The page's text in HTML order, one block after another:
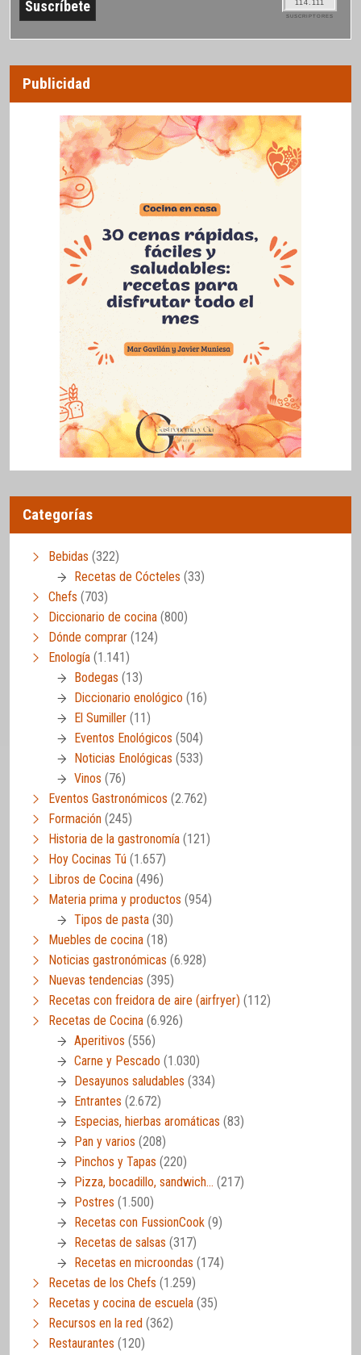
114.111
SUSCRIPTORES
Publicidad
Categorías
Bebidas (322)
Recetas de Cócteles (33)
Chefs (703)
Diccionario de cocina (800)
Dónde comprar (124)
Enología (1.141)
Bodegas (13)
Diccionario enológico (16)
El Sumiller (11)
Eventos Enológicos (504)
Noticias Enológicas (533)
Vinos (76)
Eventos Gastronómicos (2.762)
Formación (245)
Historia de la gastronomía (121)
Hoy Cocinas Tú (1.657)
Libros de Cocina (496)
Materia prima y productos (954)
Tipos de pasta (30)
Muebles de cocina (18)
Noticias gastronómicas (6.928)
Nuevas tendencias (395)
Recetas con freidora de aire (airfryer) (112)
Recetas de Cocina (6.926)
Aperitivos (556)
Carne y Pescado (1.030)
Desayunos saludables (334)
Entrantes (2.672)
Especias, hierbas aromáticas (83)
Pan y varios (208)
Pinchos y Tapas (220)
Pizza, bocadillo, sandwich… (217)
Postres (1.500)
Recetas con FussionCook (9)
Recetas de salsas (317)
Recetas en microondas (174)
Recetas de los Chefs (1.259)
Recetas y cocina de escuela (35)
Recursos en la red (362)
Restaurantes (120)